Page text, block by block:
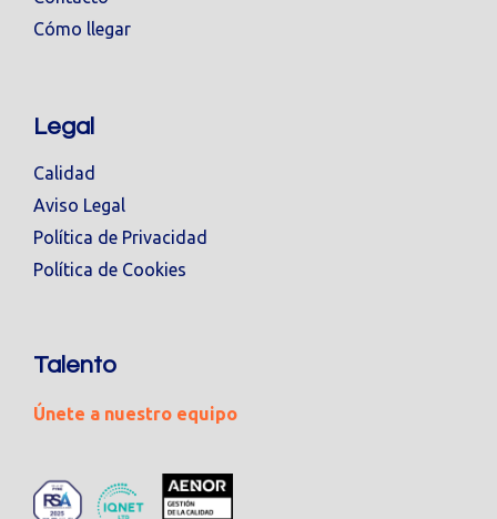
Cómo llegar
Legal
Calidad
Aviso Legal
Política de Privacidad
Política de Cookies
Talento
Únete a nuestro equipo